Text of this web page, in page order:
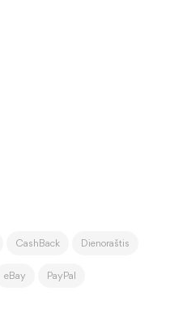
CashBack Dienoraštis
eBay PayPal